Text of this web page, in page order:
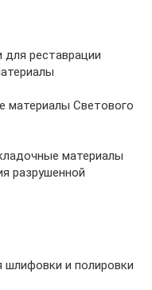
реставрации
материалы Светового
материалы
разрушенной
и полировки